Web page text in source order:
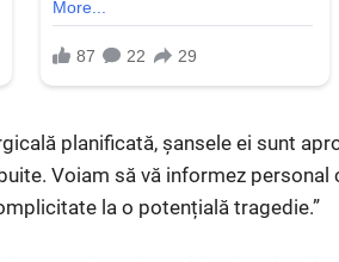
planificată, șansele ei sunt
Voiam să vă informez personal
la o potențială tragedie.”